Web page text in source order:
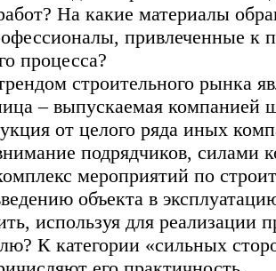
На какие материалы
привлеченные к
процесса?
строительного рынка
– выпускаемая компанией
от целого ряда иных
подрядчиков, силами
мероприятий по
объекта в
используя для реализации
К категории «сильных